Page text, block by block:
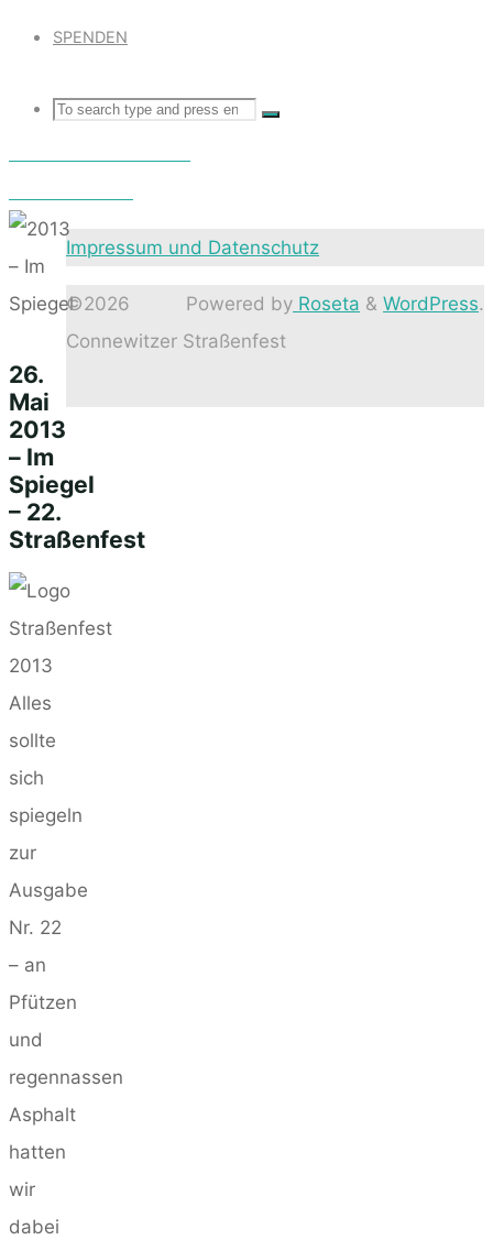
SPENDEN
SEARCH
Search
Search
26.
Mai
2013
– Im
Spiegel
– 22.
Straßenfest
Alles
sollte
sich
spiegeln
zur
Ausgabe
Nr. 22
– an
Pfützen
und
regennassen
Asphalt
hatten
wir
dabei
Impressum und Datenschutz
Powered by Roseta & WordPress.
©2026
Connewitzer Straßenfest
Top